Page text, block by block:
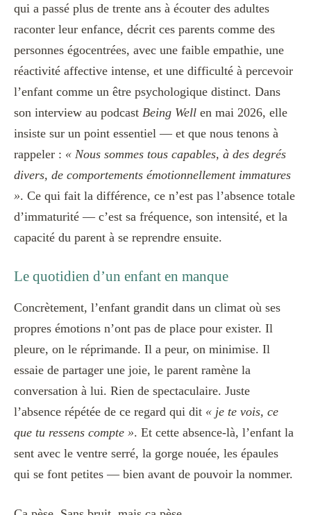
qui a passé plus de trente ans à écouter des adultes
raconter leur enfance, décrit ces parents comme des
personnes égocentrées, avec une faible empathie, une
réactivité affective intense, et une difficulté à percevoir
l’enfant comme un être psychologique distinct. Dans
son interview au podcast Being Well en mai 2026, elle
insiste sur un point essentiel — et que nous tenons à
rappeler : « Nous sommes tous capables, à des degrés
divers, de comportements émotionnellement immatures
». Ce qui fait la différence, ce n’est pas l’absence totale
d’immaturité — c’est sa fréquence, son intensité, et la
capacité du parent à se reprendre ensuite.
Le quotidien d’un enfant en manque
Concrètement, l’enfant grandit dans un climat où ses
propres émotions n’ont pas de place pour exister. Il
pleure, on le réprimande. Il a peur, on minimise. Il
essaie de partager une joie, le parent ramène la
conversation à lui. Rien de spectaculaire. Juste
l’absence répétée de ce regard qui dit « je te vois, ce
que tu ressens compte ». Et cette absence-là, l’enfant la
sent avec le ventre serré, la gorge nouée, les épaules
qui se font petites — bien avant de pouvoir la nommer.